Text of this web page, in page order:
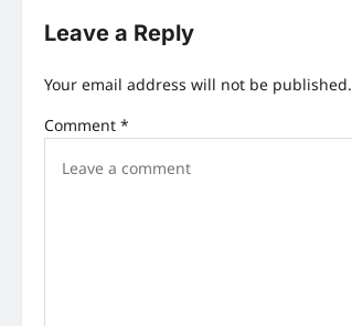
t
a
v
Leave a Reply
Your email address will not be published.
Comment *